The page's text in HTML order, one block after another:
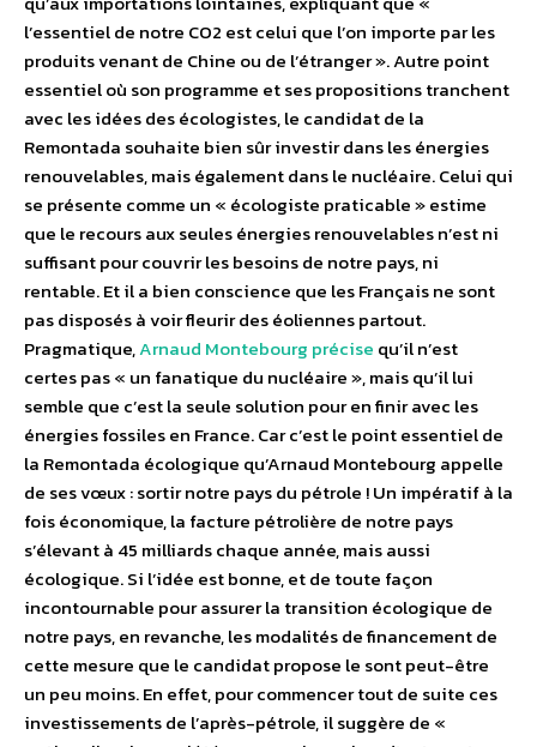
l’essentiel de notre CO2 est celui que l’on importe par les
produits venant de Chine ou de l’étranger ». Autre point
essentiel où son programme et ses propositions tranchent
avec les idées des écologistes, le candidat de la
Remontada souhaite bien sûr investir dans les énergies
renouvelables, mais également dans le nucléaire. Celui qui
se présente comme un « écologiste praticable » estime
que le recours aux seules énergies renouvelables n’est ni
suffisant pour couvrir les besoins de notre pays, ni
rentable. Et il a bien conscience que les Français ne sont
pas disposés à voir fleurir des éoliennes partout.
Pragmatique,Arnaud Montebourg précise qu’il n’est
certes pas « un fanatique du nucléaire », mais qu’il lui
semble que c’est la seule solution pour en finir avec les
énergies fossiles en France. Car c’est le point essentiel de
la Remontada écologique qu’Arnaud Montebourg appelle
de ses vœux : sortir notre pays du pétrole ! Un impératif à la
fois économique, la facture pétrolière de notre pays
s’élevant à 45 milliards chaque année, mais aussi
écologique. Si l’idée est bonne, et de toute façon
incontournable pour assurer la transition écologique de
notre pays, en revanche, les modalités de financement de
cette mesure que le candidat propose le sont peut-être
un peu moins. En effet, pour commencer tout de suite ces
investissements de l’après-pétrole, il suggère de «